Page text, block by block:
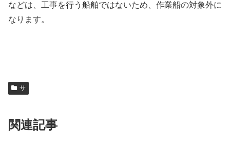
などは、工事を行う船舶ではないため、作業船の対象外に
なります。
サ
関連記事